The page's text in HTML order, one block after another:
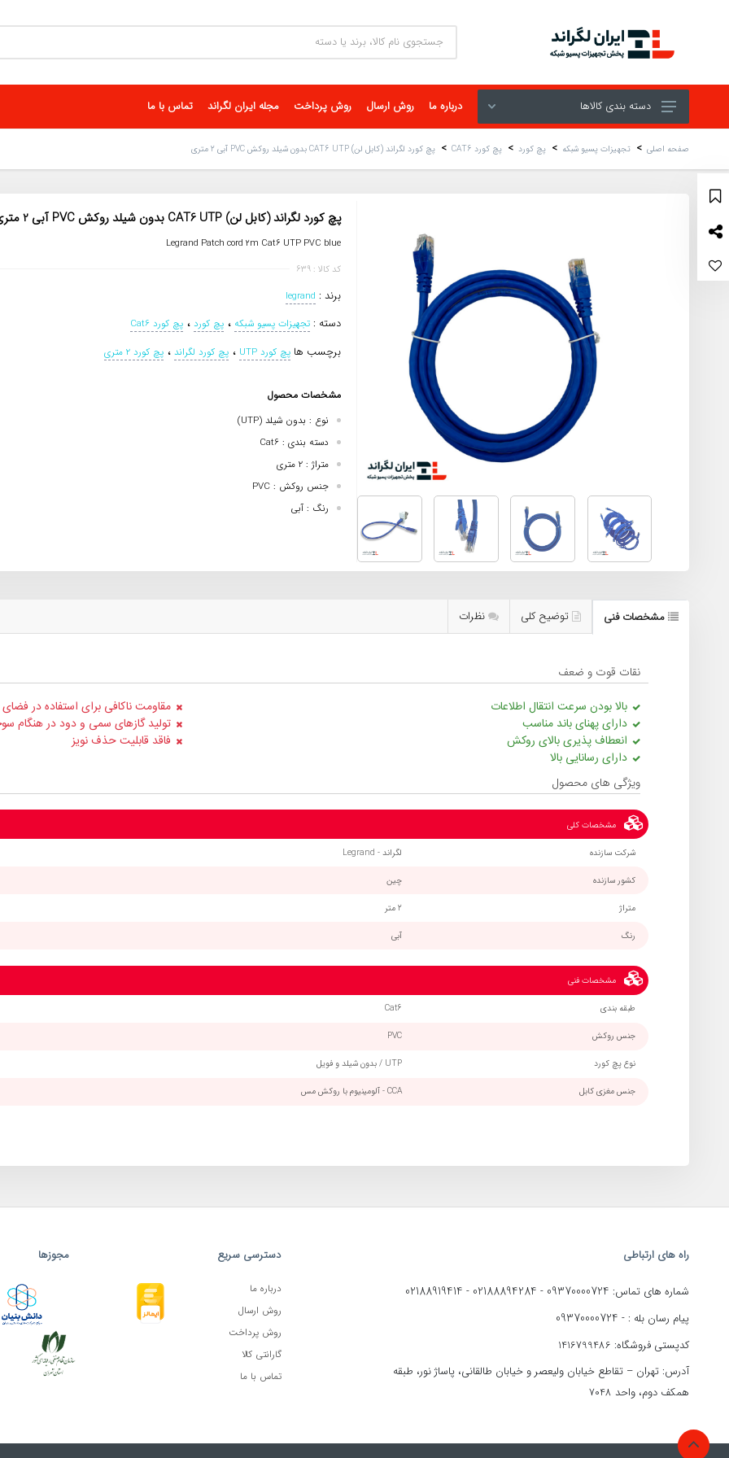
دسته بندی کالاها درباره ما روش ارسال روش پرداخت مجله ایران لگراند تماس با ما
صفحه اصلی تجهیزات پسیو شبکه پچ کورد پچ کورد CAT6 پچ کورد لگراند (کابل لن) CAT6 UTP بدون شیلد روکش PVC آبی 2 متری
پچ کورد لگراند (کابل لن) CAT6 UTP بدون شیلد روکش PVC آبی 2 متری
Legrand Patch cord 2m Cat6 UTP PVC blue
کد کالا : 639
برند : legrand
دسته :تجهیزات پسیو شبکه ،پچ کورد ،پچ کورد Cat6
برچسب هاپچ کورد UTP ،پچ کورد لگراند ،پچ کورد 2 متری
مشخصات محصول
نوع : بدون شیلد (UTP)
دسته بندی : Cat6
متراژ : 2 متری
جنس روکش : PVC
رنگ : آبی
مشخصات فنی توضیح کلی نظرات
نقات قوت و ضعف
بالا بودن سرعت انتقال اطلاعات
دارای پهنای باند مناسب
انعطاف پذیری بالای روکش
دارای رسانایی بالا
مقاومت ناکافی برای استفاده در
تولید گازهای سمی و دود در هنگام
فاقد قابلیت حذف نویز
ویژگی های محصول
مشخصات کلی
شرکت سازنده لگراند - Legrand
کشور سازنده چین
متراژ 2 متر
رنگ آبی
مشخصات فنی
طبقه بندی Cat6
جنس روکش PVC
نوع پچ کورد UTP / بدون شیلد و فویل
جنس مغزی کابل CCA - آلومینیوم با روکش مس
راه های ارتباطی
شماره های تماس: 09370000724
-
02188894284
-
02188919414
پیام رسان بله : - 09370000724
کدپستی فروشگاه: 1416799486
آدرس: تهران – تقاطع خیابان ولیعصر و خیابان طالقانی، پاساژ نور، طبقه
همکف دوم، واحد 7048
دسترسی سریع
درباره ما
روش ارسال
روش پرداخت
گارانتی کالا
تماس با ما
مجوزها